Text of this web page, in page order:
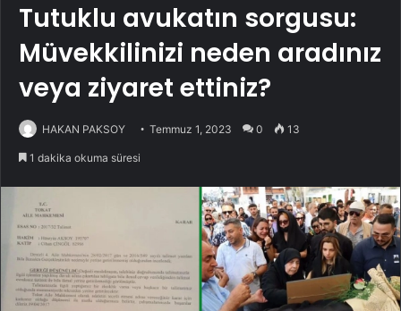
Tutuklu avukatın sorgusu:
Müvekkilinizi neden aradınız
veya ziyaret ettiniz?
HAKAN PAKSOY Temmuz 1, 2023 0 13
1 dakika okuma süresi